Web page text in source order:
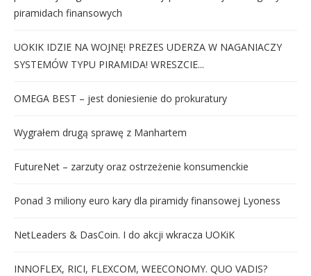
piramidach finansowych
UOKIK IDZIE NA WOJNĘ! PREZES UDERZA W NAGANIACZY
SYSTEMÓW TYPU PIRAMIDA! WRESZCIE...
OMEGA BEST – jest doniesienie do prokuratury
Wygrałem drugą sprawę z Manhartem
FutureNet – zarzuty oraz ostrzeżenie konsumenckie
Ponad 3 miliony euro kary dla piramidy finansowej Lyoness
NetLeaders & DasCoin. I do akcji wkracza UOKiK
INNOFLEX, RICI, FLEXCOM, WEECONOMY. QUO VADIS?